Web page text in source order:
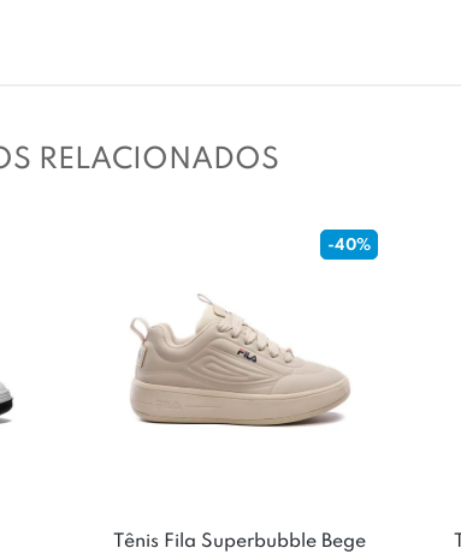
RELACIONADOS
-40%
Tênis Fila Superbubble Bege